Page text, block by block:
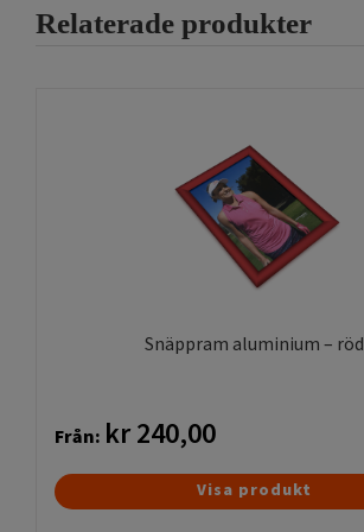
alternativen
produktsidan
Relaterade produkter
Snäppram aluminium – röd
Från: kr240,00
Den
här
Visa produkt